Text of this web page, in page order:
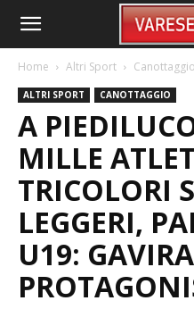
Home Altri Sport Canottaggio
ALTRI SPORT CANOTTAGGIO
A
MILLE
TRICOLORI
LEGGERI,
U19: